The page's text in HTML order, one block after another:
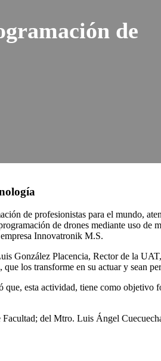
de
de profesionistas para el mundo,
de drones mediante uso de
Innovatronik M.S.
Placencia, Rector de la
los transforme en su actuar y sean
esta actividad, tiene como objetivo
del Mtro. Luis Ángel